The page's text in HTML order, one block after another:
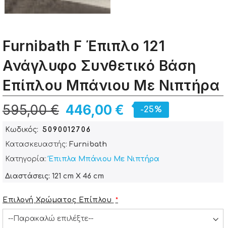
Furnibath F Έπιπλο 121
Ανάγλυφο Συνθετικό Βάση
Επίπλου Μπάνιου Με Νιπτήρα
446,00 €
595,00 € -25%
Κωδικός
5090012706
Κατασκευαστής: Furnibath
Κατηγορία:Έπιπλα Μπάνιου Με Νιπτήρα
Διαστάσεις: 121 cm X 46 cm
Επιλογή Χρώματος Επίπλου